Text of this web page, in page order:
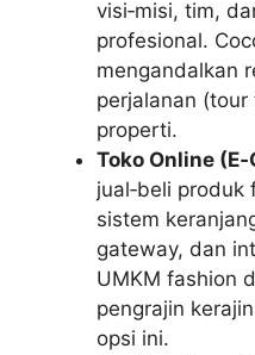
visi‑misi, tim,
profesional.
mengandalkan
perjalanan
properti.
Toko Online
jual‑beli
sistem
gateway, dan
UMKM fashion
pengrajin
opsi ini.